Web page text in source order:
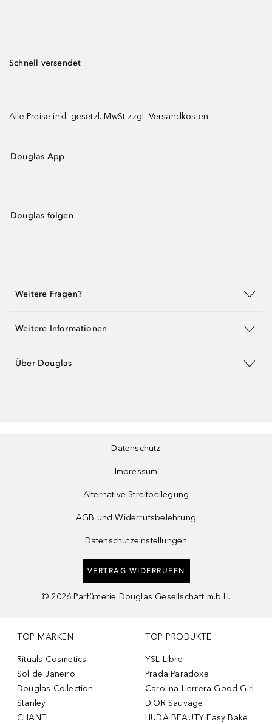
Schnell versendet
Alle Preise inkl. gesetzl. MwSt zzgl. Versandkosten.
Douglas App
Douglas folgen
Weitere Fragen?
Weitere Informationen
Über Douglas
Datenschutz
Impressum
Alternative Streitbeilegung
AGB und Widerrufsbelehrung
Datenschutzeinstellungen
VERTRAG WIDERRUFEN
© 2026 Parfümerie Douglas Gesellschaft m.b.H.
TOP MARKEN
Rituals Cosmetics
Sol de Janeiro
Douglas Collection
Stanley
CHANEL
TOP PRODUKTE
YSL Libre
Prada Paradoxe
Carolina Herrera Good Girl
DIOR Sauvage
HUDA BEAUTY Easy Bake